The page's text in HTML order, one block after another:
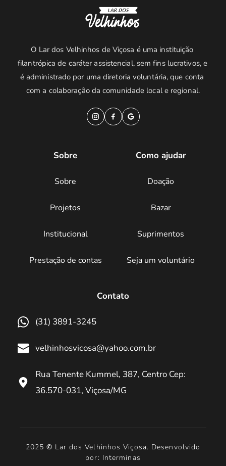
O Lar dos Velhinhos de Viçosa é uma instituição
filantrópica de caráter assistencial, sem fins lucrativos, e
é administrado por uma diretoria voluntária, que conta
com a colaboração da comunidade local e regional.
Sobre
Sobre
Projetos
Institucional
Prestação de contas
Como ajudar
Doação
Bazar
Suprimentos
Seja um voluntário
Contato
(31) 3891-3245
velhinhosvicosa@yahoo.com.br
Rua Tenente Kummel, 387, Centro Cep:
36.570-031, Viçosa/MG
2025 © Lar dos Velhinhos Viçosa. Desenvolvido
por: Interminas